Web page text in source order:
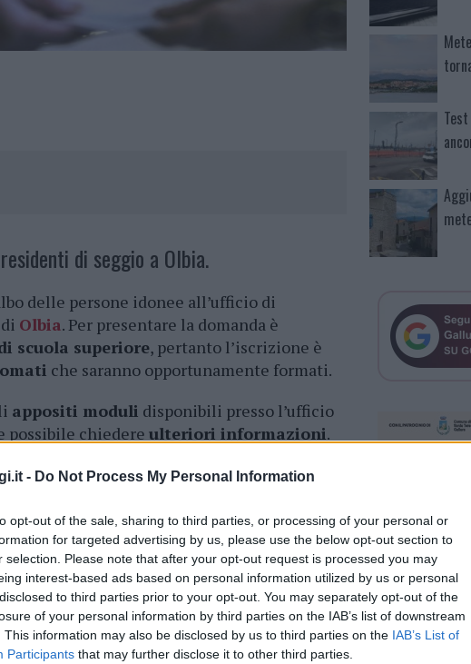
- Do Not Process My Personal Information
opt-out of the sale, sharing to third parties, or processing of your personal or
for targeted advertising by us, please use the below opt-out section to
selection. Please note that after your opt-out request is processed you may
interest-based ads based on personal information utilized by us or personal
to third parties prior to your opt-out. You may separately opt-out of the
of your personal information by third parties on the IAB’s list of downstream
This information may also be disclosed by us to third parties on the IAB’s List of
Participants that may further disclose it to other third parties.
di seggio a Olbia.
delle persone idonee all’ufficio di
di Olbia. Per presentare la domanda è
scuola superiore, pertanto l’iscrizione è
che saranno opportunamente formati.
appositi moduli disponibili presso l’ufficio
possibile chiedere ulteriori informazioni.
dalle 14:45 alle 16:45.
per presentare la domanda per essere
persone idonee all’ufficio discrutatore
al possesso, almeno, del titolo di
in questo caso, la domanda dovrà essere
presso l’ufficio comunale.
della nostra città a presentare le domande